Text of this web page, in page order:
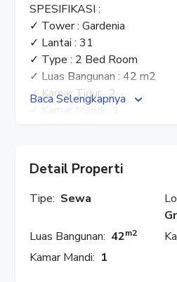
SPESIFIKASI :
✓ Tower : Gardenia
✓ Lantai : 31
✓ Type : 2 Bed Room
✓ Luas Bangunan : 42 m2
✓ Kamar Tidur : 2
✓ Kamar Mandi : 1
✓ Harga Jual : Rp. 800 JT
✓ Harga Sewa : Rp. 65 JT /
HUBUNGI : WARTI
✓ Whatsapp : 08777 553
✓ Facebook : Rumah Properti
✓ Instagram : @rumahproperti1
Baca Selengkapnya
Detail Properti
Tipe: Sewa
Luas Bangunan: 42m2
Kamar Mandi: 1